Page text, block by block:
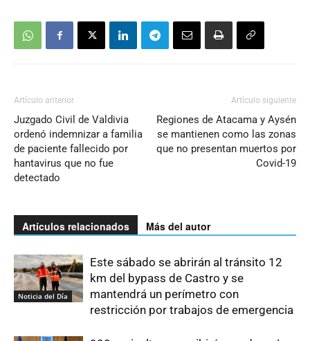
Artículo anterior
Juzgado Civil de Valdivia
ordenó indemnizar a familia
de paciente fallecido por
hantavirus que no fue
detectado
Artículo siguiente
Regiones de Atacama y Aysén
se mantienen como las zonas
que no presentan muertos por
Covid-19
Artículos relacionados Más del autor
Noticia del Día
Este sábado se abrirán al tránsito 12
km del bypass de Castro y se
mantendrá un perímetro con
restricción por trabajos de emergencia